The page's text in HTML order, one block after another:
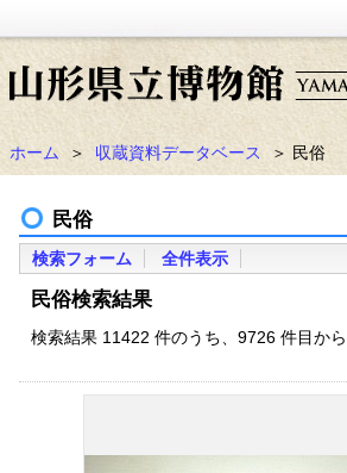
ホーム ＞ 収蔵資料データベース ＞ 民俗
民俗
検索フォーム 全件表示
民俗検索結果
検索結果 11422 件のうち、9726 件目か